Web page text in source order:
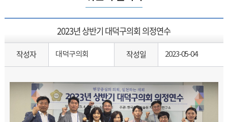
2023년 상반기 대덕구의회 의정연수
작성자 대덕구의회 작성일 2023-05-04